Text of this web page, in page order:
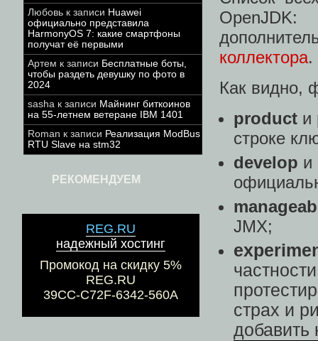
Любовь к записи Huawei
официально представила
HarmonyOS 7: какие смартфоны
получат её первыми
Артем к записи Бесплатные боты,
чтобы раздеть девушку по фото в
2024
sasha к записи Майнинг биткоинов
на 55-летнем ветеране IBM 1401
Roman к записи Реализация ModBus
RTU Slave на stm32
РЕКОМЕНДУЕМ
REG.RU
надежный хостинг
Промокод на скидку 5%
REG.RU
39CC-C72F-6342-560A
коллектора.
Как видно,
product и
строке
develop и
JMX;
страх и
добавить